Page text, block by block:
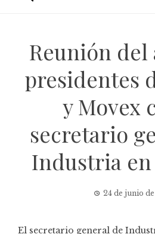
Reunión del
presidentes
y Movex
secretario
Industria
24 de junio
El secretario general de